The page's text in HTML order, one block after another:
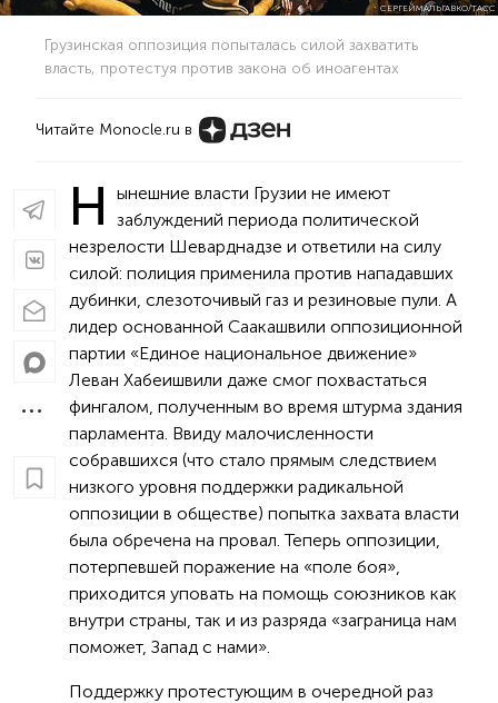
СЕРГЕЙМАЛЬГАВКО/ТАСС
Грузинская оппозиция попыталась силой захватить
власть, протестуя против закона об иноагентах
Читайте Monocle.ru в
Н
ынешние власти Грузии не имеют
заблуждений периода политической
незрелости Шеварднадзе и ответили на силу
силой: полиция применила против нападавших
дубинки, слезоточивый газ и резиновые пули. А
лидер основанной Саакашвили оппозиционной
партии «Единое национальное движение»
Леван Хабеишвили даже смог похвастаться
фингалом, полученным во время штурма здания
парламента. Ввиду малочисленности
собравшихся (что стало прямым следствием
низкого уровня поддержки радикальной
оппозиции в обществе) попытка захвата власти
была обречена на провал. Теперь оппозиции,
потерпевшей поражение на «поле боя»,
приходится уповать на помощь союзников как
внутри страны, так и из разряда «заграница нам
поможет, Запад с нами».
Поддержку протестующим в очередной раз